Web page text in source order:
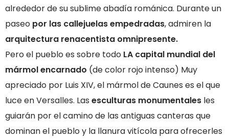
alrededor de su sublime abadía románica. Durante un
paseo por las callejuelas empedradas, admiren la
arquitectura renacentista omnipresente.
Pero el pueblo es sobre todo LA capital mundial del
mármol encarnado (de color rojo intenso) Muy
apreciado por Luis XIV, el mármol de Caunes es el que
luce en Versalles. Las esculturas monumentales les
guiarán por el camino de las antiguas canteras que
dominan el pueblo y la llanura vitícola para ofrecerles